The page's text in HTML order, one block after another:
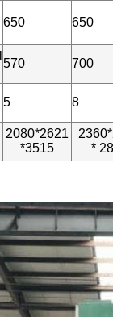
650 650
570 700
5 8
2080*2621
*3515
*